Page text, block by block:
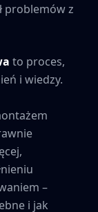
problemów z
to proces,
i wiedzy.
–
i jak